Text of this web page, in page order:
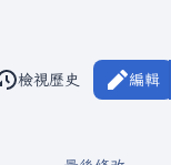
視圖閱讀 編輯
檢視歷史